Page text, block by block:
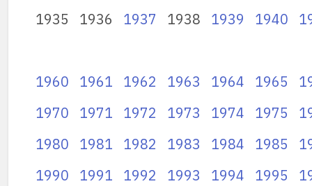
1935 1936 1937 1938 1939 1940
1960 1961 1962 1963 1964 1965
1970
1971 1972 1973 1974 1975
1980
1981 1982 1983 1984 1985
1990
1991 1992 1993 1994 1995